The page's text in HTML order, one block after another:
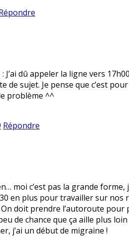
: J’ai dû appeler la ligne vers
de sujet. Je pense que c’est
problème ^^
Répondre
moi c’est pas la grande
en plus pour travailler sur nos
doit prendre l’autoroute
de chance que ça aille plus
j’ai un début de migraine !